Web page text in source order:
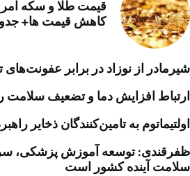
کاهش قیمت ها+
شیرمادر از نوزاد در برابر
ارتباط افزایش دما و تضعیف سلامت
اولتیماتوم به تامین‌کنندگان ذخایر
ظفرقندی: توسعه آموزش پزشکی،
سلامت آینده کشور است